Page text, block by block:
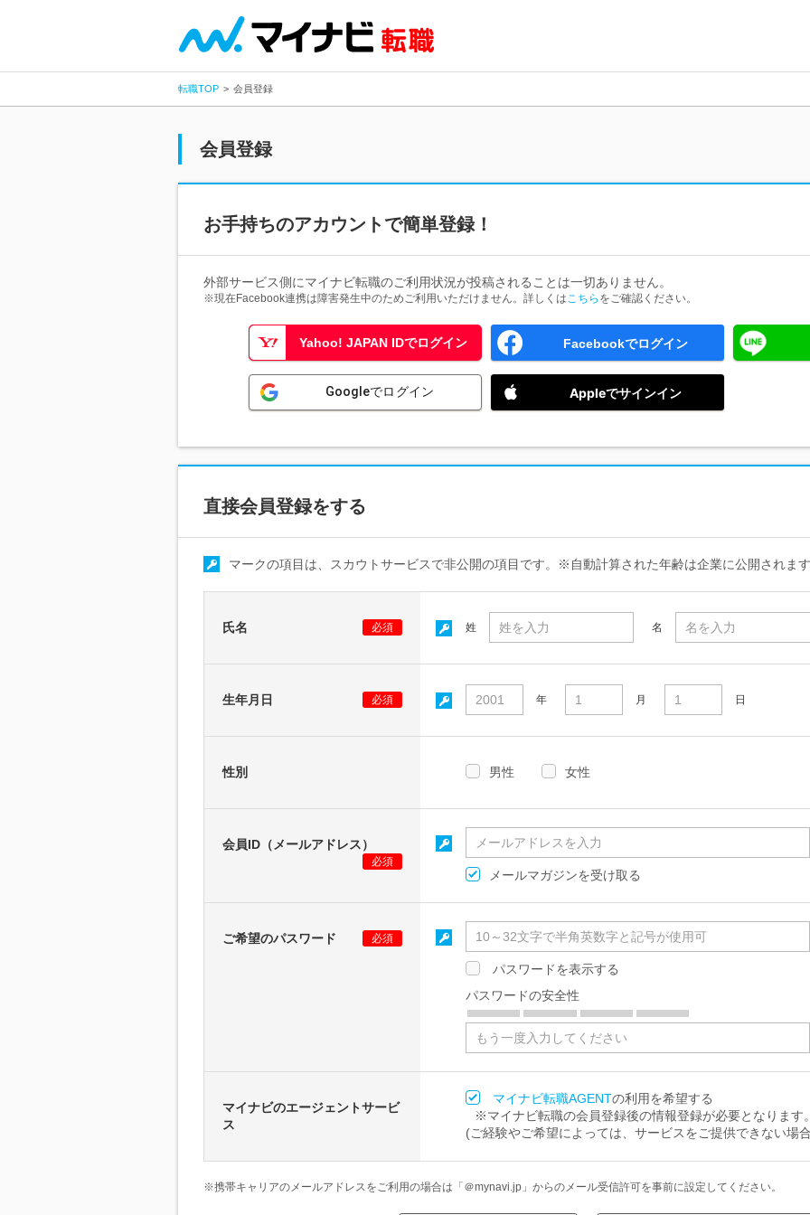
転職TOP 会員登録
会員登録
お手持ちのアカウントで簡単登録！
外部サービス側にマイナビ転職のご利用状況が投稿されることは一切ありません。
※現在Facebook連携は障害発生中のためご利用いただけません。詳しくはこちら をご確認ください。
Yahoo! JAPAN IDでログイン Facebookでログイン
Googleでログイン Appleでサインイン
直接会員登録をする
マークの項目は、スカウトサービスで非公開の項目です。※自動計算された年齢は企業に公開されま
氏名 必須 姓 名
生年月日 必須 年 月 日
性別 男性 女性
会員ID（メールアドレス）
必須
メールマガジンを受け取る
ご希望のパスワード 必須
パスワードを表示する
パスワードの安全性
マイナビのエージェントサービ
ス
マイナビ転職AGENTの利用を希望する
※マイナビ転職の会員登録後の情報登録が必要となります
(ご経験やご希望によっては、サービスをご提供できない場
※携帯キャリアのメールアドレスをご利用の場合は「＠mynavi.jp」からのメール受信許可を事前に設定してください。